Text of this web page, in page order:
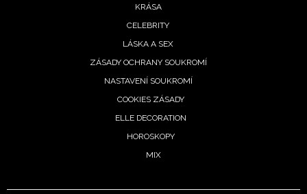
KRÁSA
CELEBRITY
LÁSKA A SEX
ZÁSADY OCHRANY SOUKROMÍ
NASTAVENÍ SOUKROMÍ
COOKIES ZÁSADY
ELLE DECORATION
HOROSKOPY
MIX